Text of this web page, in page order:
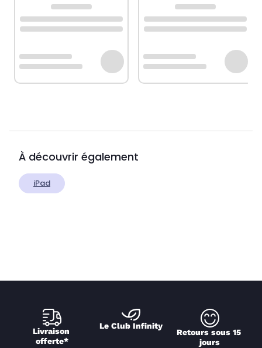
À découvrir également
iPad
Livraison
offerte*
Le Club Infinity
Retours sous 15
jours